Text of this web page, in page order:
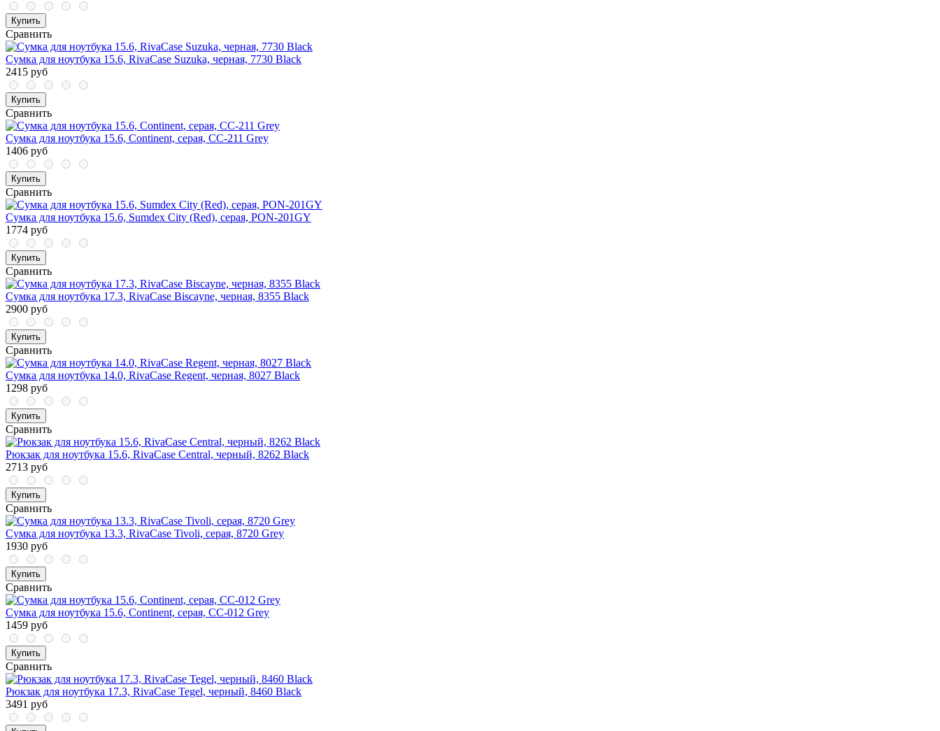
Купить
Сравнить
Сумка для ноутбука 15.6, RivaCase Suzuka, черная, 7730 Black
2415 руб
Купить
Сравнить
Сумка для ноутбука 15.6, Continent, серая, CC-211 Grey
1406 руб
Купить
Сравнить
Сумка для ноутбука 15.6, Sumdex City (Red), серая, PON-201GY
1774 руб
Купить
Сравнить
Сумка для ноутбука 17.3, RivaCase Biscayne, черная, 8355 Black
2900 руб
Купить
Сравнить
Сумка для ноутбука 14.0, RivaCase Regent, черная, 8027 Black
1298 руб
Купить
Сравнить
Рюкзак для ноутбука 15.6, RivaCase Central, черный, 8262 Black
2713 руб
Купить
Сравнить
Сумка для ноутбука 13.3, RivaCase Tivoli, серая, 8720 Grey
1930 руб
Купить
Сравнить
Сумка для ноутбука 15.6, Continent, серая, CC-012 Grey
1459 руб
Купить
Сравнить
Рюкзак для ноутбука 17.3, RivaCase Tegel, черный, 8460 Black
3491 руб